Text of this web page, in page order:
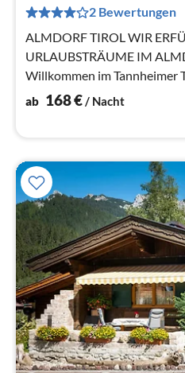
2 Bewertungen
ALMDORF TIROL WIR ERFÜLLEN EURE
URLAUBSTRÄUME IM
Willkommen im Tannheimer
Tag einen neuen
ab 168€ / Nacht